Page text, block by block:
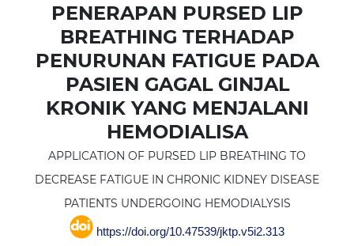
PENERAPAN PURSED LIP
BREATHING TERHADAP
PENURUNAN FATIGUE PADA
PASIEN GAGAL GINJAL
KRONIK YANG MENJALANI
HEMODIALISA
APPLICATION OF PURSED LIP BREATHING TO
DECREASE FATIGUE IN CHRONIC KIDNEY DISEASE
PATIENTS UNDERGOING HEMODIALYSIS
https://doi.org/10.47539/jktp.v5i2.313